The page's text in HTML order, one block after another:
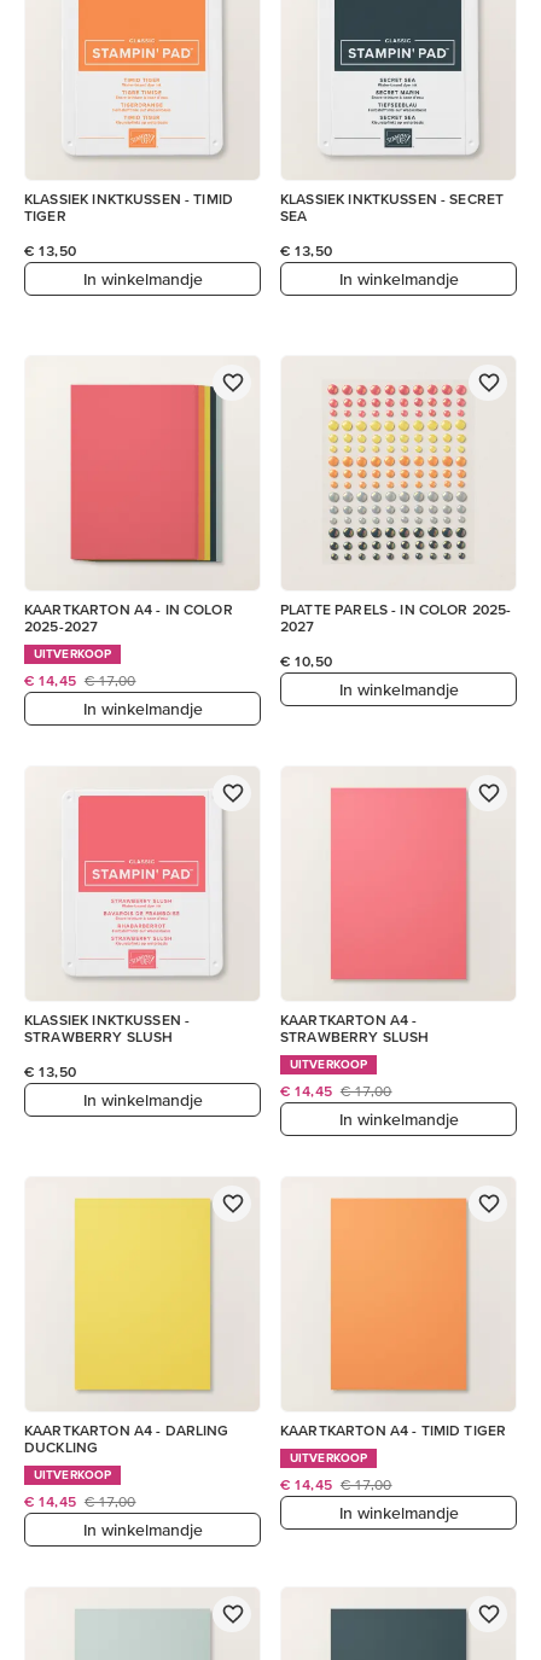
KLASSIEK INKTKUSSEN - TIMID
TIGER
€ 13,50
In winkelmandje
KLASSIEK INKTKUSSEN - SECRET
SEA
€ 13,50
In winkelmandje
KAARTKARTON A4 - IN COLOR
2025-2027
UITVERKOOP
€ 14,45 € 17,00
In winkelmandje
PLATTE PARELS - IN COLOR 2025-
2027
€ 10,50
In winkelmandje
KLASSIEK INKTKUSSEN -
STRAWBERRY SLUSH
€ 13,50
In winkelmandje
KAARTKARTON A4 -
STRAWBERRY SLUSH
UITVERKOOP
€ 14,45 € 17,00
In winkelmandje
KAARTKARTON A4 - DARLING
DUCKLING
UITVERKOOP
€ 14,45 € 17,00
In winkelmandje
KAARTKARTON A4 - TIMID TIGER
UITVERKOOP
€ 14,45 € 17,00
In winkelmandje